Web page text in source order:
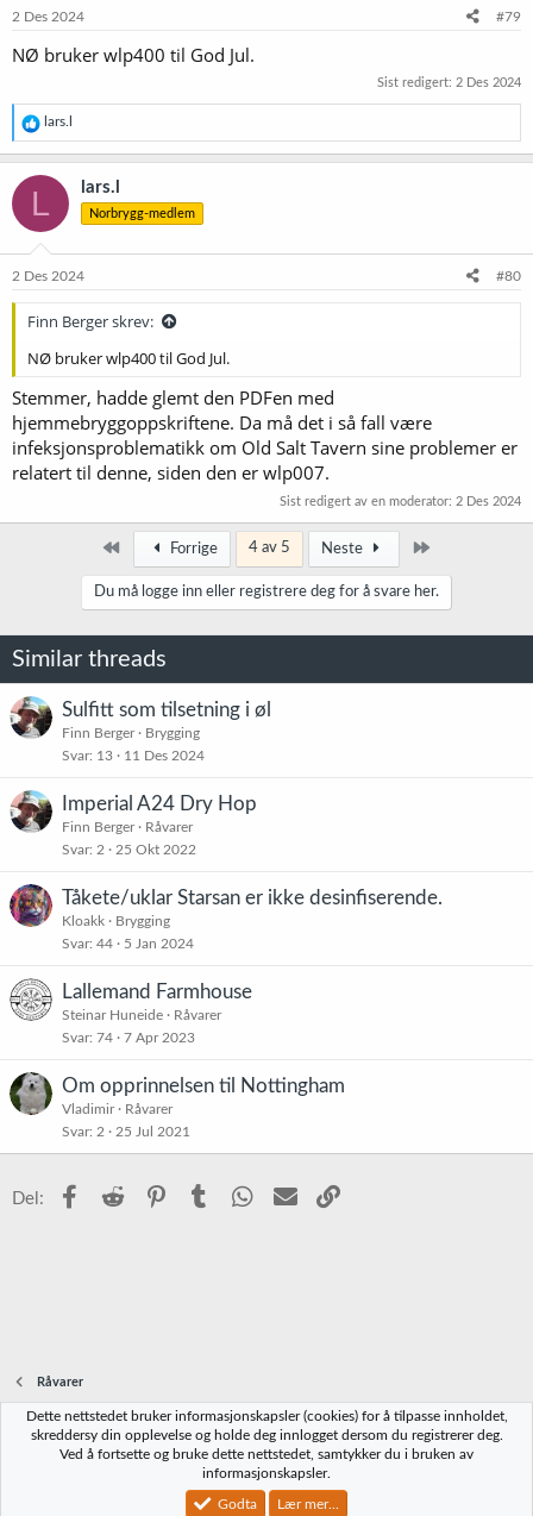
e
:
2 Des 2024 #79
NØ bruker wlp400 til God Jul.
Sist redigert: 2 Des 2024
R
e
a
k
j
o
e
lars.l
L lars.l
Norbrygg-medlem
2 Des 2024 #80
Finn Berger skrev:
NØ bruker wlp400 til God Jul.
Stemmer, hadde glemt den PDFen med
hjemmebryggoppskriftene. Da må det i så fall være
infeksjonsproblematikk om Old Salt Tavern sine problemer er
relatert til denne, siden den er wlp007.
Sist redigert av en moderator: 2 Des 2024
Først Forrige 4 av 5 Neste
Du må logge inn eller registrere deg for å svare her.
Similar threads
Sulfitt som tilsetning i øl
Finn Berger
Brygging
Svar 13 11 Des 2024
Imperial A24 Dry Hop
Finn Berger
Råvarer
Svar 2 25 Okt 2022
Tåkete/uklar Starsan er ikke desinfiserende.
Kloakk
Brygging
Svar 44 5 Jan 2024
Lallemand Farmhouse
Steinar Huneide
Råvarer
Svar 74 7 Apr 2023
Om opprinnelsen til Nottingham
Vladimir
Råvarer
Svar 2 25 Jul 2021
Del: Facebook
Reddit PinterestTumblr WhatsApp
E-post
Råvarer
Norbrygg-default
Vilkår og regler Personvernregler
Community platform by XenForo® © 2010-2023 XenForo Ltd.
Dette nettstedet bruker informasjonskapsler (cookies) for å tilpasse innholdet,
skreddersy din opplevelse og holde deg innlogget dersom du registrerer deg.
Ved å fortsette og bruke dette nettstedet, samtykker du i bruken av
informasjonskapsler.
Godta Lær mer...